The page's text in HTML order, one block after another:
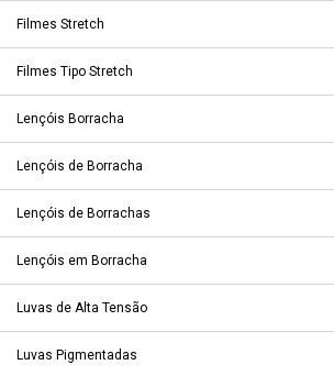
Filmes Stretch
Filmes Tipo Stretch
Lençóis Borracha
Lençóis de Borracha
Lençóis de Borrachas
Lençóis em Borracha
Luvas de Alta Tensão
Luvas Pigmentadas